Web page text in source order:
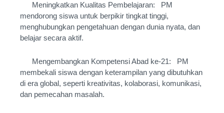
Meningkatkan Kualitas Pembelajaran: PM
mendorong siswa untuk berpikir tingkat tinggi,
menghubungkan pengetahuan dengan dunia nyata, dan
belajar secara aktif.
Mengembangkan Kompetensi Abad ke-21: PM
membekali siswa dengan keterampilan yang dibutuhkan
di era global, seperti kreativitas, kolaborasi, komunikasi,
dan pemecahan masalah.